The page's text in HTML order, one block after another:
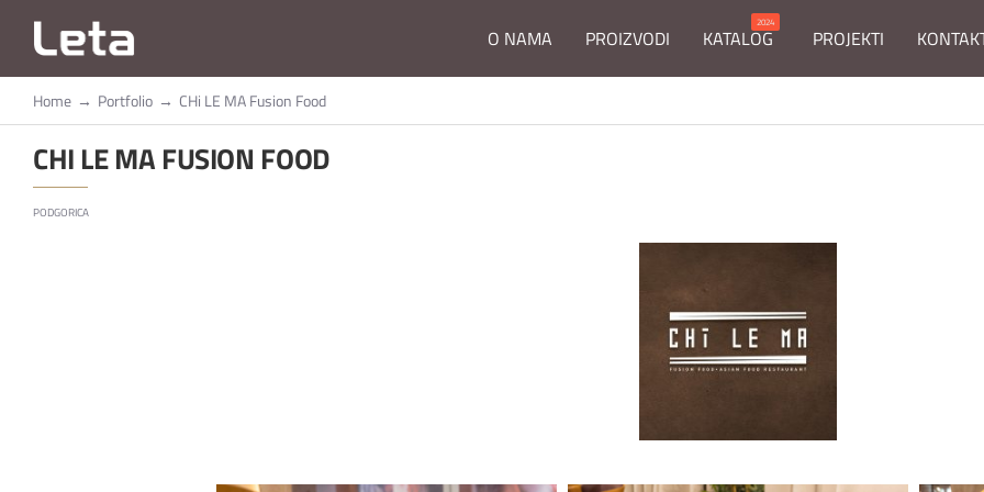
content
O NAMA PROIZVODI KATALOG
2024
PROJEKTI
Home → Portfolio → CHi LE MA Fusion Food
CHI LE MA FUSION FOOD
PODGORICA